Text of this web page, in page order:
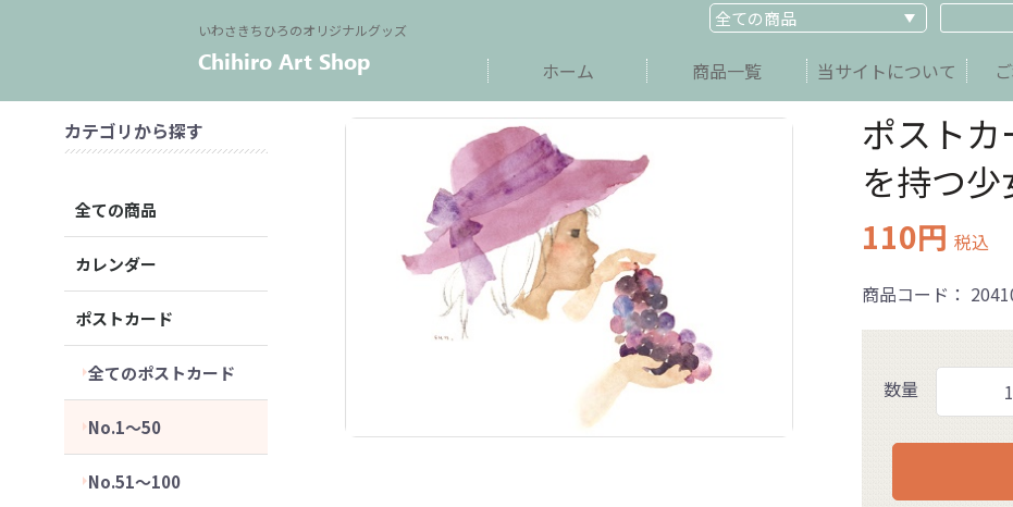
いわさきちひろのオリジナルグッズ
ホーム 商品一覧 当サイトについて
カテゴリから探す
全ての商品
カレンダー
ポストカード
全てのポストカード
No.1～50
No.51～100
ポスト
を持つ少
110円 税込
商品コード：
数量